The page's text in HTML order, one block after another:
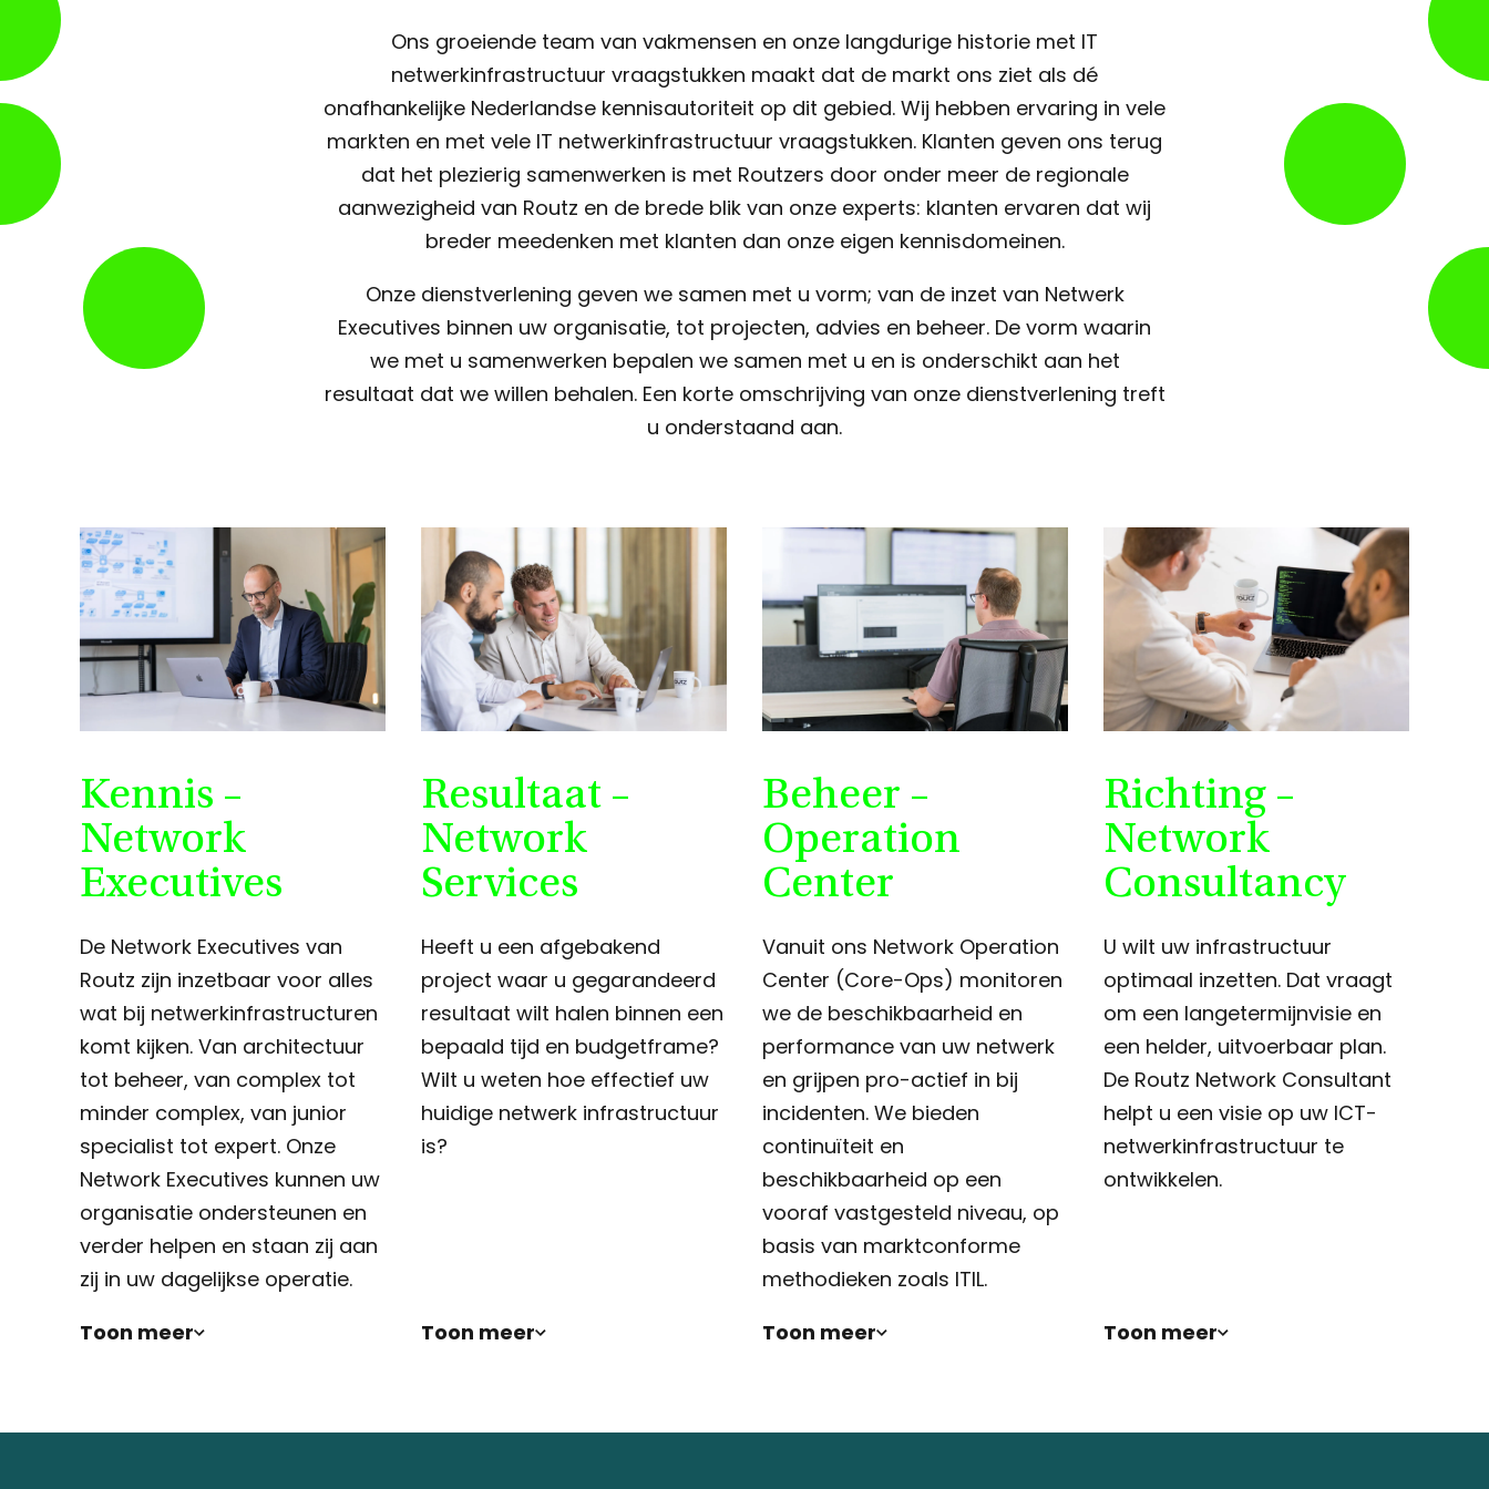
Ons groeiende team van vakmensen en onze langdurige historie met IT
netwerkinfrastructuur vraagstukken maakt dat de markt ons ziet als dé
onafhankelijke Nederlandse kennisautoriteit op dit gebied. Wij hebben ervaring in vele
markten en met vele IT netwerkinfrastructuur vraagstukken. Klanten geven ons terug
dat het plezierig samenwerken is met Routzers door onder meer de regionale
aanwezigheid van Routz en de brede blik van onze experts: klanten ervaren dat wij
breder meedenken met klanten dan onze eigen kennisdomeinen.
Onze dienstverlening geven we samen met u vorm; van de inzet van Netwerk
Executives binnen uw organisatie, tot projecten, advies en beheer. De vorm waarin
we met u samenwerken bepalen we samen met u en is onderschikt aan het
resultaat dat we willen behalen. Een korte omschrijving van onze dienstverlening treft
u onderstaand aan.
Kennis –
Network
Executives
De Network Executives van
Routz zijn inzetbaar voor alles
wat bij netwerkinfrastructuren
komt kijken. Van architectuur
tot beheer, van complex tot
minder complex, van junior
specialist tot expert. Onze
Network Executives kunnen uw
organisatie ondersteunen en
verder helpen en staan zij aan
zij in uw dagelijkse operatie.
Toon meer
Resultaat –
Network
Services
Heeft u een afgebakend
project waar u gegarandeerd
resultaat wilt halen binnen een
bepaald tijd en budgetframe?
Wilt u weten hoe effectief uw
huidige netwerk infrastructuur
is?
Toon meer
Beheer –
Operation
Center
Vanuit ons Network Operation
Center (Core-Ops) monitoren
we de beschikbaarheid en
performance van uw netwerk
en grijpen pro-actief in bij
incidenten. We bieden
continuïteit en
beschikbaarheid op een
vooraf vastgesteld niveau, op
basis van marktconforme
methodieken zoals ITIL.
Toon meer
Richting –
Network
Consultancy
U wilt uw infrastructuur
optimaal inzetten. Dat vraagt
om een langetermijnvisie en
een helder, uitvoerbaar plan.
De Routz Network Consultant
helpt u een visie op uw ICT-
netwerkinfrastructuur te
ontwikkelen.
Toon meer